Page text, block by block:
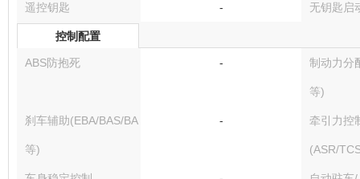
遥控钥匙 - 无钥匙启
控制配置
ABS防抱死 - 制动力分
等)
刹车辅助(EBA/BAS/BA
等)
- 牵引力控
(ASR/